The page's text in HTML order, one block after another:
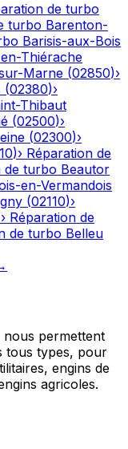
de turbo
turbo Barenton-
Barisis-aux-Bois
Thiérache
Marne (02850)›
(02380)›
Thibaut
(02500)›
(02300)›
)› Réparation de
de turbo Beautor
en-Vermandois
(02110)›
› Réparation de
de turbo Belleu
permettent
tous types, pour
engins de
agricoles.